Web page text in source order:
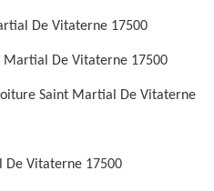
De Vitaterne 17500
Martial De Vitaterne 17500
Saint Martial De Vitaterne
De Vitaterne 17500